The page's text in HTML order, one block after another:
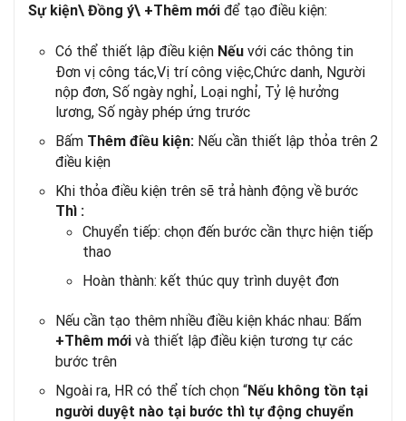
Sự kiện\ Đồng ý\ +Thêm mới để tạo điều kiện:
Có thể thiết lập điều kiện Nếu với các thông tin
Đơn vị công tác,Vị trí công việc,Chức danh, Người
nộp đơn, Số ngày nghỉ, Loại nghỉ, Tỷ lệ hưởng
lương, Số ngày phép ứng trước
Bấm Thêm điều kiện: Nếu cần thiết lập thỏa trên 2
điều kiện
Khi thỏa điều kiện trên sẽ trả hành động về bước
Thì :
Chuyển tiếp: chọn đến bước cần thực hiện tiếp
thao
Hoàn thành: kết thúc quy trình duyệt đơn
Nếu cần tạo thêm nhiều điều kiện khác nhau: Bấm
+Thêm mới và thiết lập điều kiện tương tự các
bước trên
Ngoài ra, HR có thể tích chọn “Nếu không tồn tại
người duyệt nào tại bước thì tự động chuyển